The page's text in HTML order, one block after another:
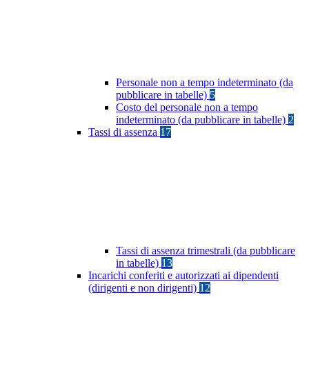
Personale non a tempo indeterminato (da
pubblicare in tabelle) 5
Costo del personale non a tempo
indeterminato (da pubblicare in tabelle) 2
Tassi di assenza 17
Tassi di assenza trimestrali (da pubblicare
in tabelle) 13
Incarichi conferiti e autorizzati ai dipendenti
(dirigenti e non dirigenti) 12